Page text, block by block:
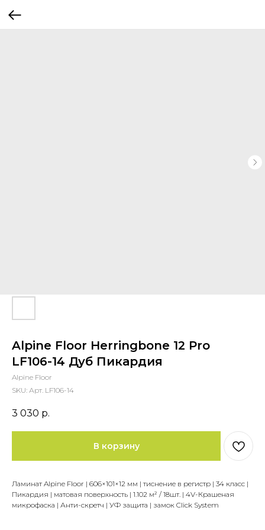
Alpine Floor Herringbone 12 Pro
LF106-14 Дуб Пикардия
Alpine Floor
SKU: Арт. LF106-14
3 030 р.
В корзину
Ламинат Alpine Floor | 606×101×12 мм | тиснение в регистр | 34 класс |
Пикардия | матовая поверхность | 1.102 м² / 18шт. | 4V-Крашеная
микрофаска | Анти-скретч | УФ защита | замок Click System